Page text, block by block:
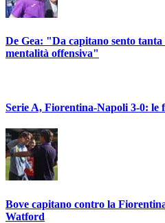
De Gea: "Da capitano sento
mentalità offensiva"
Serie A, Fiorentina-Napoli 3-0: le
Bove capitano contro la
Watford